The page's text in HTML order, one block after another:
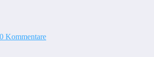
0 Kommentare